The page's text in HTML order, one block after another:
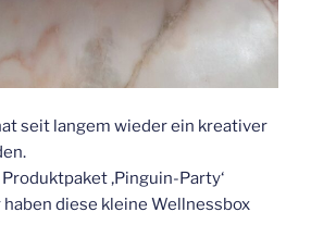
seit langem wieder ein kreativer
‚Pinguin-Party‘
diese kleine Wellnessbox